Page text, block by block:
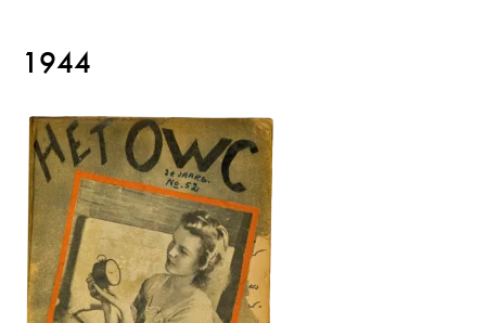
Fiets ⌫
Amerika Benzine Boter Beer
Eisenhower, Dwight D.
Spoken Koffie
Lied
Muziek Nederland Seyß-Inquart, Arthur
Suiker
1944